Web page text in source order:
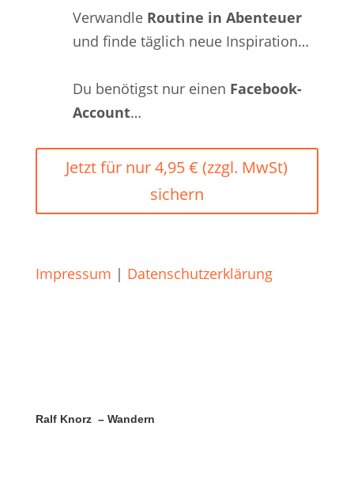
Verwandle Routine in Abenteuer
und finde täglich neue Inspiration…
Du benötigst nur einen Facebook-
Account…
Jetzt für nur 4,95 € (zzgl. MwSt)
sichern
Impressum | Datenschutzerklärung
Ralf Knorz – Wandern